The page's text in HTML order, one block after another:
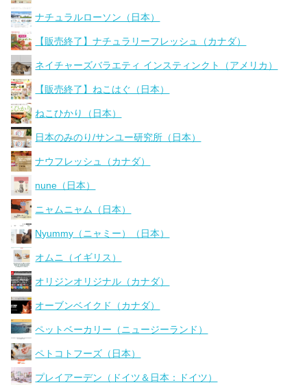
ナチュラルローソン（日本）
【販売終了】ナチュラリーフレッシュ（カナダ）
ネイチャーズバラエティ インスティンクト（アメリカ）
【販売終了】ねこはぐ（日本）
ねこひかり（日本）
日本のみのり/サンユー研究所（日本）
ナウフレッシュ（カナダ）
nune（日本）
ニャムニャム（日本）
Nyummy（ニャミー）（日本）
オムニ（イギリス）
オリジンオリジナル（カナダ）
オーブンベイクド（カナダ）
ペットベーカリー（ニュージーランド）
ペトコトフーズ（日本）
プレイアーデン（ドイツ＆日本：ドイツ）